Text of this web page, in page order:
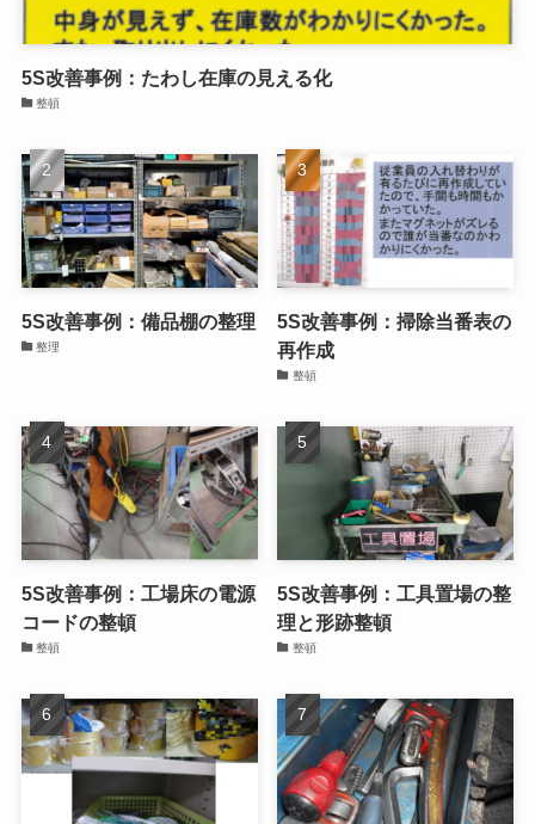
5S改善事例：たわし在庫の見える化
整頓
5S改善事例：備品棚の整理
整理
5S改善事例：掃除当番表の
再作成
整頓
5S改善事例：工場床の電源
コードの整頓
整頓
5S改善事例：工具置場の整
理と形跡整頓
整頓